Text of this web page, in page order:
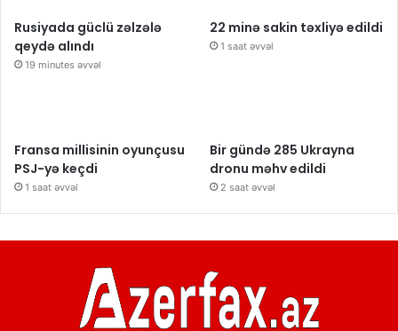
Rusiyada güclü zəlzələ
qeydə alındı
19 minutes əvvəl
22 minə sakin təxliyə edildi
1 saat əvvəl
Fransa millisinin oyunçusu
PSJ-yə keçdi
1 saat əvvəl
Bir gündə 285 Ukrayna
dronu məhv edildi
2 saat əvvəl